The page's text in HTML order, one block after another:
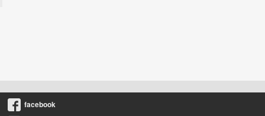
facebook